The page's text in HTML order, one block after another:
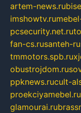
artem-news.ru
imshowtv.ru
pcsecurity.net.ru
fan-cs.rusanteh-
tmmotors.spb.ru
obustrojdom.ru
ppknews.rucult-
proekciyamebel.ru
glamourai.ru